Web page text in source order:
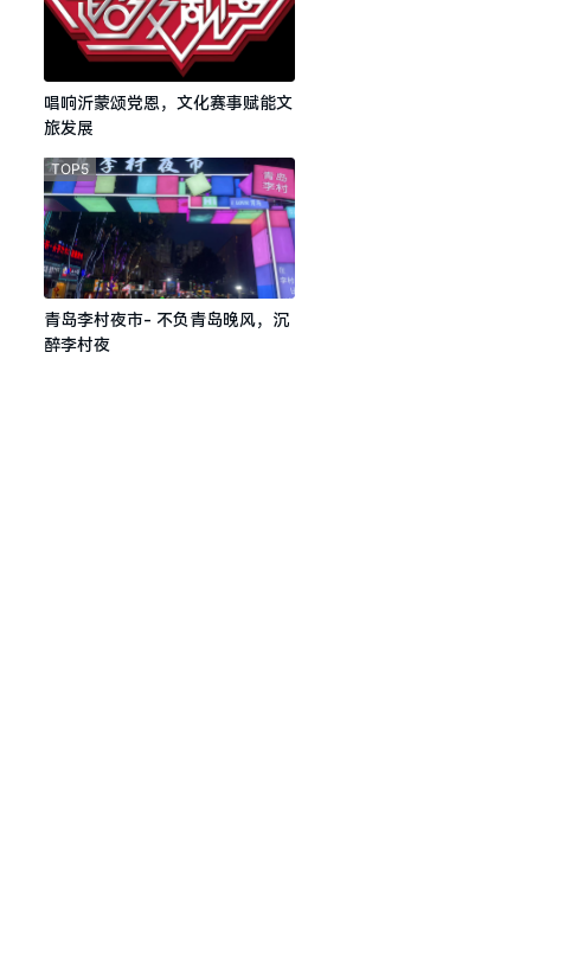
唱响沂蒙颂党恩，文化赛事赋能文
旅发展
青岛李村夜市- 不负青岛晚风，沉
醉李村夜
TOP5